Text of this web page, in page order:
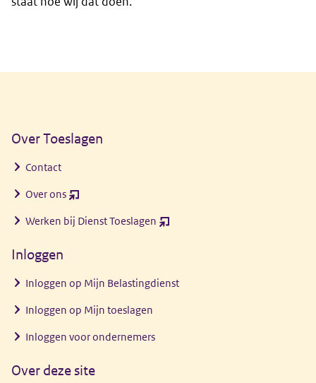
Over Toeslagen
Contact
Over ons (opent
venster)
Werken bij Dienst Toeslagen (opent
Inloggen
Inloggen op Mijn Belastingdienst
Inloggen op Mijn toeslagen
Inloggen voor ondernemers
Over deze site